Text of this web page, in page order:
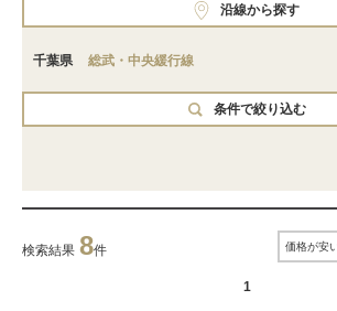
沿線から探す
千葉県 総武・中央緩行線
条件で絞り込む
検索結果 8件
1